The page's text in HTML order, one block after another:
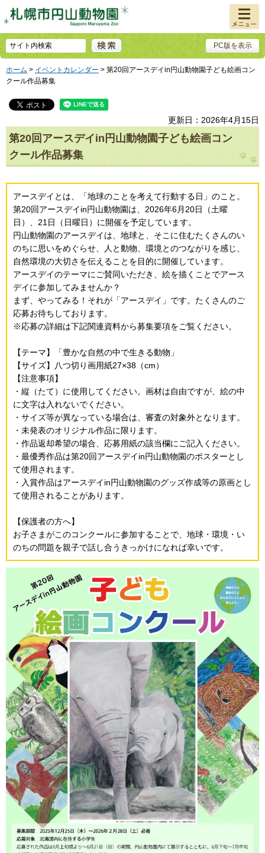
PC版を表示
メニュ
ー
ホーム > イベントカレンダー > 第20回アースデイin円山動物園子ども絵画コン
クール作品募集
更新日：2026年4月15日
第20回アースデイin円山動物園子ども絵画コン
クール作品募集
アースデイとは、「地球のことを考えて行動する日」のこと。
第20回アースデイin円山動物園は、2026年6月20日（土曜
日）、21日（日曜日）に開催を予定しています。
円山動物園のアースデイは、地球と、そこに住むたくさんのい
のちに思いをめぐらせ、人と動物、環境とのつながりを感じ、
自然環境の大切さを伝えることを目的に開催しています。
アースデイのテーマにご賛同いただき、絵を描くことでアース
デイに参加してみませんか？
まず、やってみる！それが「アースデイ」です。たくさんのご
応募お待ちしております。
※応募の詳細は下記関連資料から募集要項をご覧ください。
【テーマ】「豊かな自然の中で生きる動物」
【サイズ】八つ切り画用紙27×38（cm）
【注意事項】
・縦（たて）に使用してください。画材は自由ですが、絵の中
に文字は入れないでください。
・サイズ等が異なっている場合は、審査の対象外となります。
・未発表のオリジナル作品に限ります。
・作品返却希望の場合、応募用紙の該当欄にご記入ください。
・最優秀作品は第20回アースデイin円山動物園のポスターとし
て使用されます。
・入賞作品はアースデイin円山動物園のグッズ作成等の原画とし
て使用されることがあります。
【保護者の方へ】
お子さまがこのコンクールに参加することで、地球・環境・い
のちの問題を親子で話し合うきっかけになれば幸いです。